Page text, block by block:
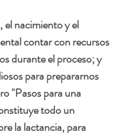
el nacimiento y el
contar con recursos
durante el proceso; y
para prepararnos
"Pasos para una
todo un
la lactancia, para